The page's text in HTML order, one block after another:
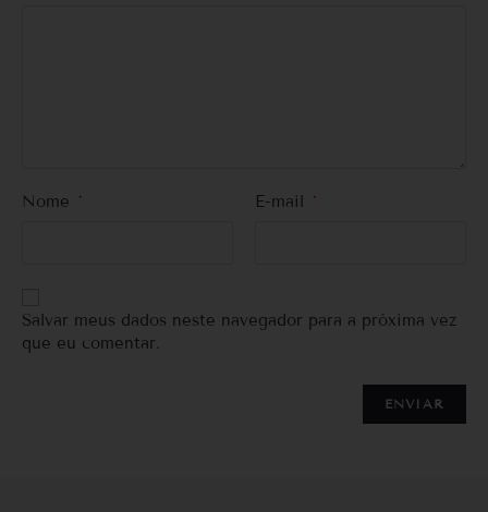
Nome * E-mail *
Salvar meus dados neste navegador para a próxima vez
que eu comentar.